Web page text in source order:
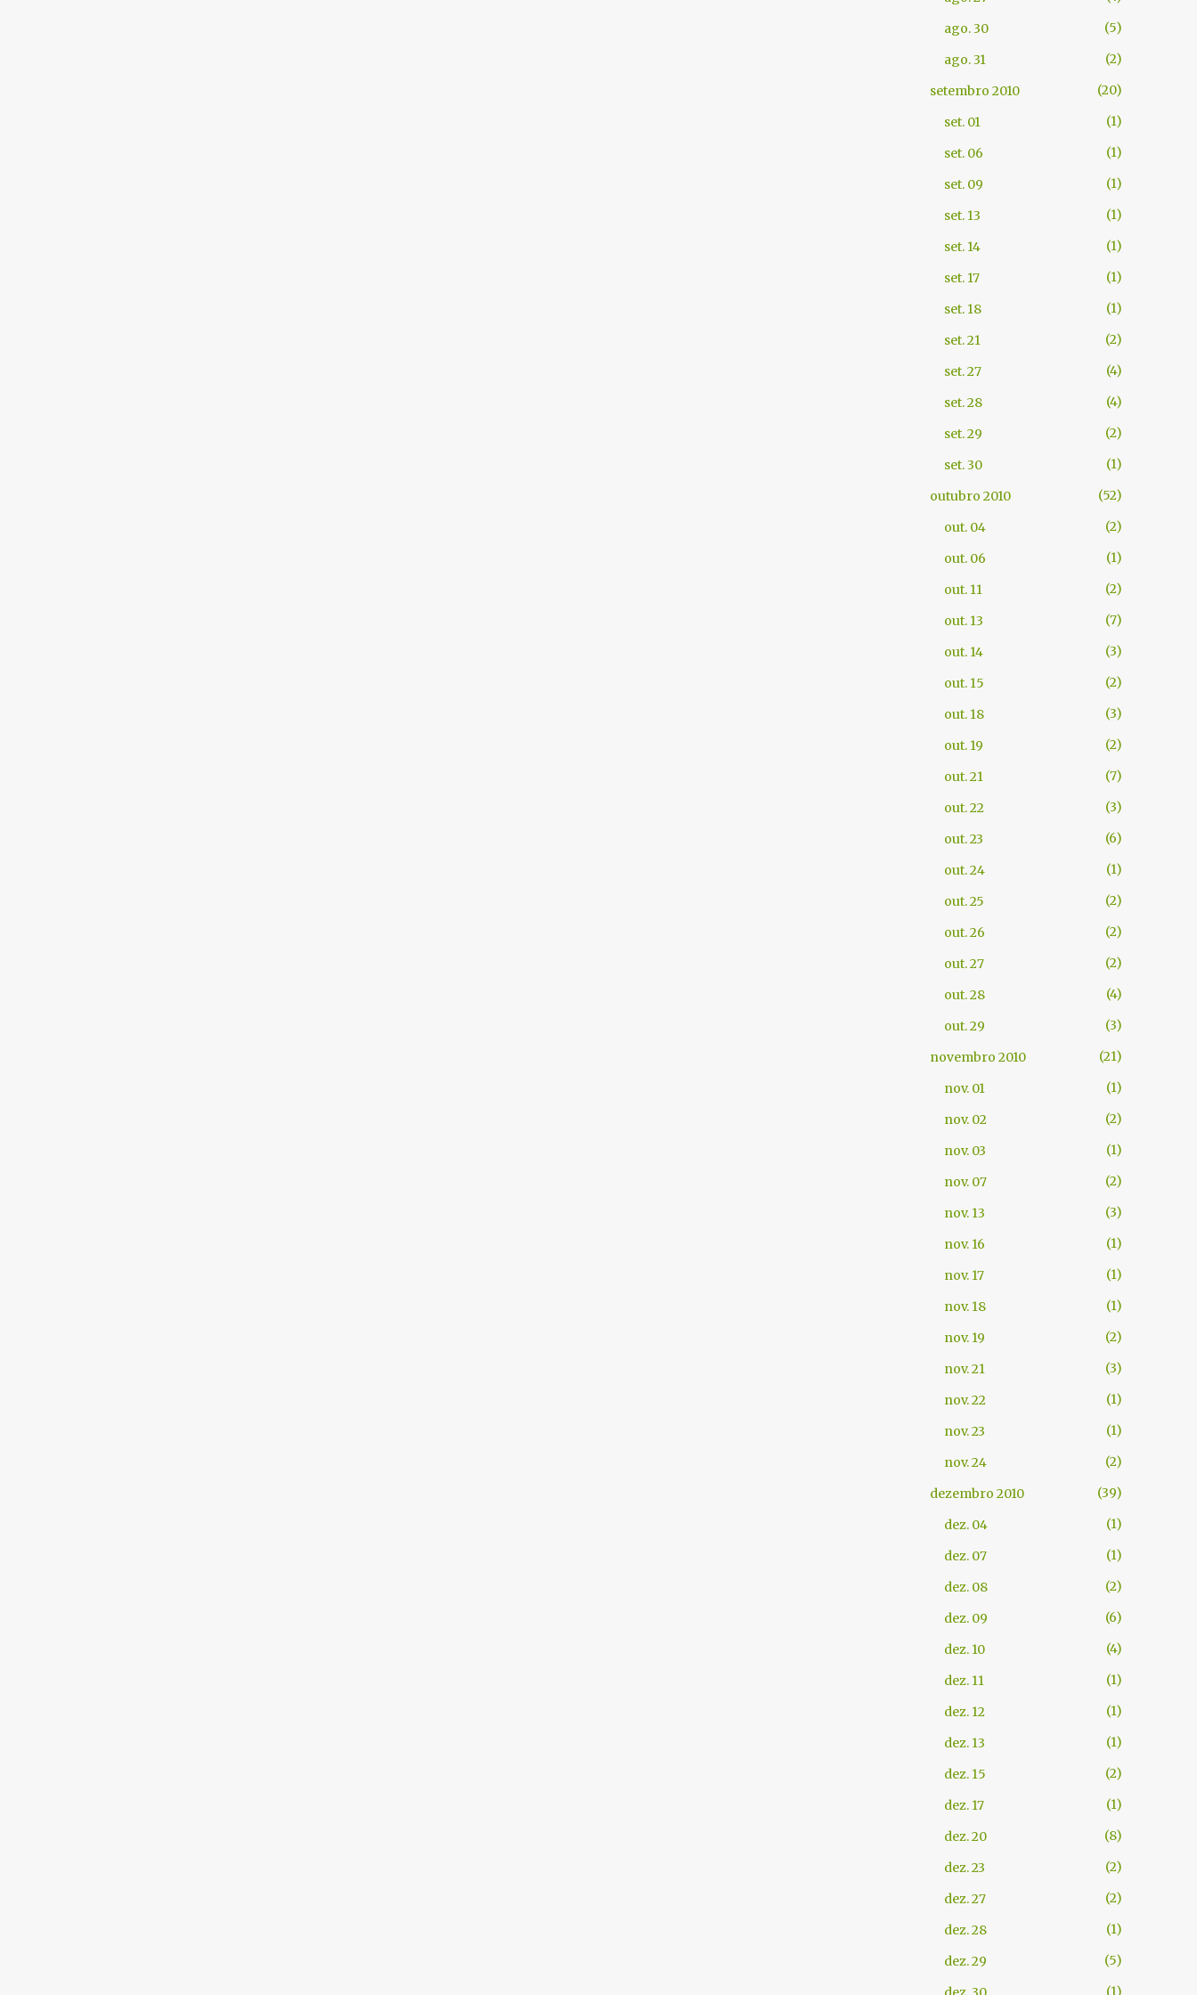
ago. 30
5
ago. 31
2
setembro 2010
20
set. 01
1
set. 06
1
set. 09
1
set. 13
1
set. 14
1
set. 17
1
set. 18
1
set. 21
2
set. 27
4
set. 28
4
set. 29
2
set. 30
1
outubro 2010
52
out. 04
2
out. 06
1
out. 11
2
out. 13
7
out. 14
3
out. 15
2
out. 18
3
out. 19
2
out. 21
7
out. 22
3
out. 23
6
out. 24
1
out. 25
2
out. 26
2
out. 27
2
out. 28
4
out. 29
3
novembro 2010
21
nov. 01
1
nov. 02
2
nov. 03
1
nov. 07
2
nov. 13
3
nov. 16
1
nov. 17
1
nov. 18
1
nov. 19
2
nov. 21
3
nov. 22
1
nov. 23
1
nov. 24
2
dezembro 2010
39
dez. 04
1
dez. 07
1
dez. 08
2
dez. 09
6
dez. 10
4
dez. 11
1
dez. 12
1
dez. 13
1
dez. 15
2
dez. 17
1
dez. 20
8
dez. 23
2
dez. 27
2
dez. 28
1
dez. 29
5
1